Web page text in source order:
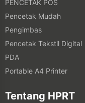
PENCETAK POS
Pencetak Mudah
Pengimbas
Pencetak Tekstil Digital
PDA
Portable A4 Printer
Tentang HPRT